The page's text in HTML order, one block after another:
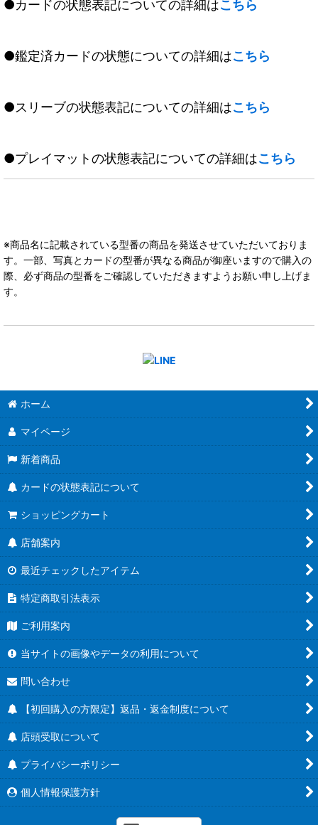
●カードの状態表記についての詳細はこちら
●鑑定済カードの状態についての詳細はこちら
●スリーブの状態表記についての詳細はこちら
●プレイマットの状態表記についての詳細はこちら
※商品名に記載されている型番の商品を発送させていただいておりま
す。一部、写真とカードの型番が異なる商品が御座いますので購入の
際、必ず商品の型番をご確認していただきますようお願い申し上げま
す。
ホーム
マイページ
新着商品
カードの状態表記について
ショッピングカート
店舗案内
最近チェックしたアイテム
特定商取引法表示
ご利用案内
当サイトの画像やデータの利用について
問い合わせ
【初回購入の方限定】返品・返金制度について
店頭受取について
プライバシーポリシー
個人情報保護方針